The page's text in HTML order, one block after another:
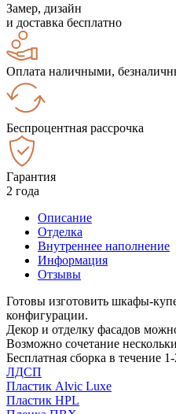
Замер, дизайн
и доставка бесплатно
Оплата наличными,
Беспроцентная рассрочка
Гарантия
2 года
Описание
Отделка
Внутреннее наполнение
Информация
Отзывы
Готовы изготовить шкафы-
конфигурации.
Декор и отделку фасадов
Возможно сочетание
Бесплатная сборка в течение
ЛДСП
Пластик Alvic Luxe
Пластик HPL